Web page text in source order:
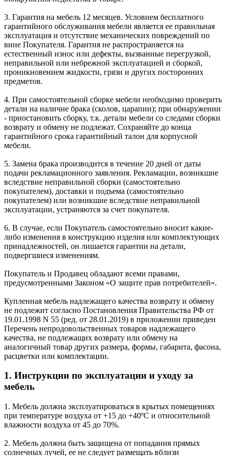
3. Гарантия на мебель 12 месяцев. Условием бесплатного
гарантийного обслуживания мебели является ее правильная
эксплуатация и отсутствие механических повреждений по
вине Покупателя. Гарантия не распространяется на
естественный износ или дефекты, вызванные перегрузкой,
неправильной или небрежной эксплуатацией и сборкой,
проникновением жидкости, грязи и других посторонних
предметов.
4. При самостоятельной сборке мебели необходимо проверить
детали на наличие брака (сколов, царапин); при обнаружении
- приостановить сборку, т.к. детали мебели со следами сборки
возврату и обмену не подлежат. Сохраняйте до конца
гарантийного срока гарантийный талон для корпусной
мебели.
5. Замена брака производится в течение 20 дней от даты
подачи рекламационного заявления. Рекламации, возникшие
вследствие неправильной сборки (самостоятельно
покупателем), доставки и подъема (самостоятельно
покупателем) или возникшие вследствие неправильной
эксплуатации, устраняются за счет покупателя.
6. В случае, если Покупатель самостоятельно вносит какие-
либо изменения в конструкцию изделия или комплектующих
принадлежностей, он лишается гарантии на детали,
подвергшиеся изменениям.
Покупатель и Продавец обладают всеми правами,
предусмотренными Законом «О защите прав потребителей».
Купленная мебель надлежащего качества возврату и обмену
не подлежит согласно Постановления Правительства РФ от
19.01.1998 N 55 (ред. от 28.01.2019) в приложении приведен
Перечень непродовольственных товаров надлежащего
качества, не подлежащих возврату или обмену на
аналогичный товар других размера, формы, габарита, фасона,
расцветки или комплектации.
1. Инструкции по эксплуатации и уходу за
мебель
1. Мебель должна эксплуатироваться в крытых помещениях
при температуре воздуха от +15 до +40ºС и относительной
влажности воздуха от 45 до 70%.
2. Мебель должна быть защищена от попадания прямых
солнечных лучей, ее не следует размещать вблизи